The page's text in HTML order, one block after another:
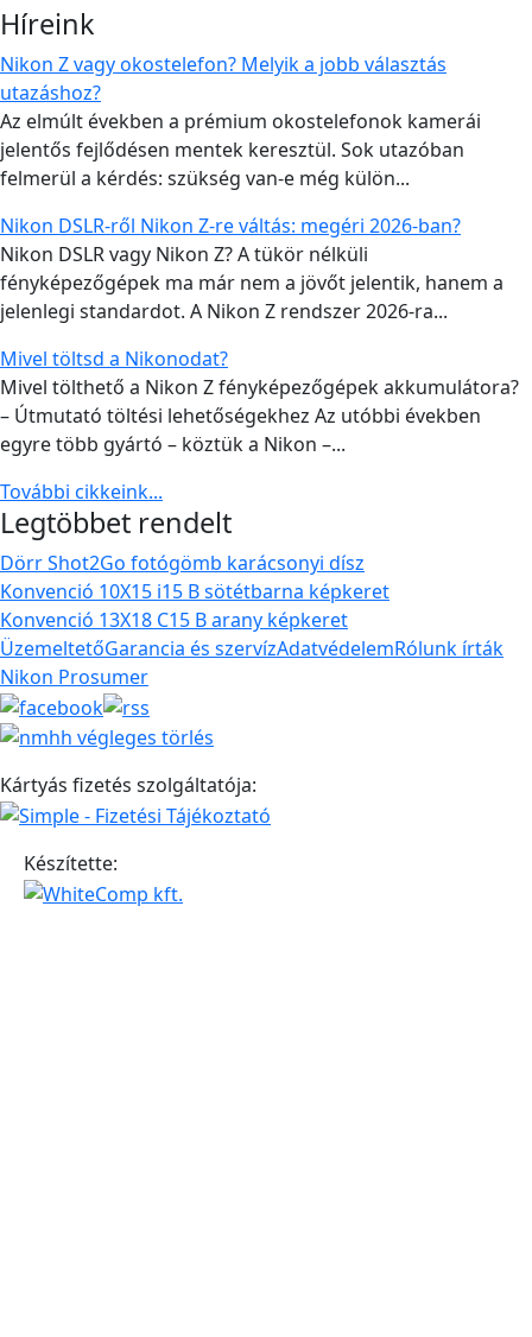
Híreink
Nikon Z vagy okostelefon? Melyik a jobb választás
utazáshoz?
Az elmúlt években a prémium okostelefonok kamerái
jelentős fejlődésen mentek keresztül. Sok utazóban
felmerül a kérdés: szükség van-e még külön...
Nikon DSLR-ről Nikon Z-re váltás: megéri 2026-ban?
Nikon DSLR vagy Nikon Z? A tükör nélküli
fényképezőgépek ma már nem a jövőt jelentik, hanem a
jelenlegi standardot. A Nikon Z rendszer 2026-ra...
Mivel töltsd a Nikonodat?
Mivel tölthető a Nikon Z fényképezőgépek akkumulátora?
– Útmutató töltési lehetőségekhez Az utóbbi években
egyre több gyártó – köztük a Nikon –...
További cikkeink...
Legtöbbet rendelt
Dörr Shot2Go fotógömb karácsonyi dísz
Konvenció 10X15 i15 B sötétbarna képkeret
Konvenció 13X18 C15 B arany képkeret
ÜzemeltetőGarancia és szervízAdatvédelemRólunk írták
Nikon Prosumer
Kártyás fizetés szolgáltatója:
Készítette: